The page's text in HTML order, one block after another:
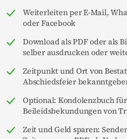
Weiterleiten per E-Mail,
oder Facebook
Download als PDF oder als
selber ausdrucken oder
Zeitpunkt und Ort von
Abschiedsfeier
Optional: Kondolenzbuch für
Beileidsbekundungen von
Zeit und Geld sparen: